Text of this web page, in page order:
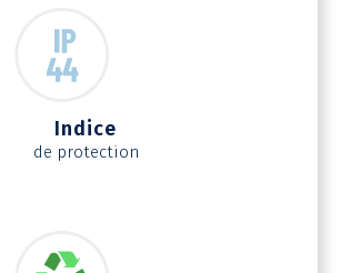
Indice
de protection